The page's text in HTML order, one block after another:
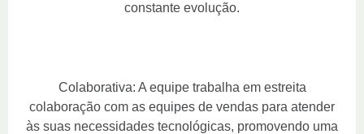
constante evolução.
Colaborativa: A equipe trabalha em estreita
colaboração com as equipes de vendas para atender
às suas necessidades tecnológicas, promovendo uma